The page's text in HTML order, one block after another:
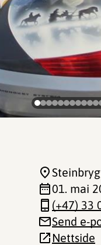
01. mai
(+47) 33
Send e-
Nettside